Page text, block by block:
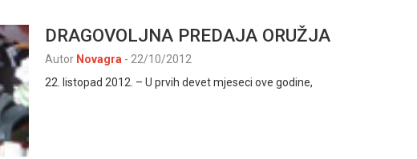
DRAGOVOLJNA PREDAJA ORUŽJA
Autor Novagra - 22/10/2012
22. listopad 2012. – U prvih devet mjeseci ove godine,